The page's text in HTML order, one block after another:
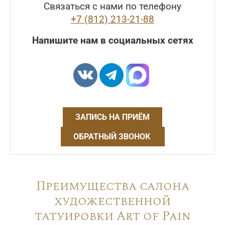
Связаться с нами по телефону
+7 (812) 213-21-88
Напишите нам в социальных сетях
ЗАПИСЬ НА ПРИЁМ
ОБРАТНЫЙ ЗВОНОК
Преимущества салона
художественной
татуировки Art of Pain